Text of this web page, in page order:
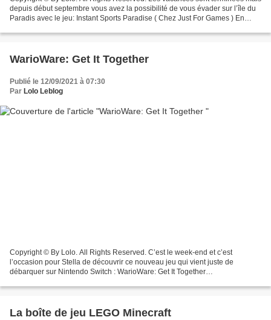
depuis début septembre vous avez la possibilité de vous évader sur l’île du
Paradis avec le jeu: Instant Sports Paradise ( Chez Just For Games ) En
WarioWare: Get It Together
Publié le 12/09/2021 à 07:30
Par Lolo Leblog
Copyright © By Lolo. All Rights Reserved. C’est le week-end et c’est
l’occasion pour Stella de découvrir ce nouveau jeu qui vient juste de
débarquer sur Nintendo Switch : WarioWare: Get It Together
La boîte de jeu LEGO Minecraft